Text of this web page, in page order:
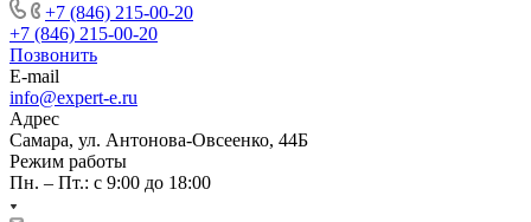
+7 (846) 215-00-20
+7 (846) 215-00-20
Позвонить
E-mail
info@expert-e.ru
Адрес
Самара, ул. Антонова-Овсеенко, 44Б
Режим работы
Пн. – Пт.: с 9:00 до 18:00